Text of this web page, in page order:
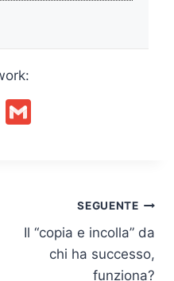
C
SEGUENTE
Il “copia e incolla” da
chi ha successo,
funziona?